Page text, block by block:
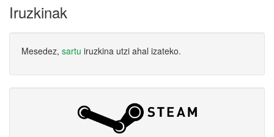
Iruzkinak
Mesedez, sartu iruzkina utzi ahal izateko.